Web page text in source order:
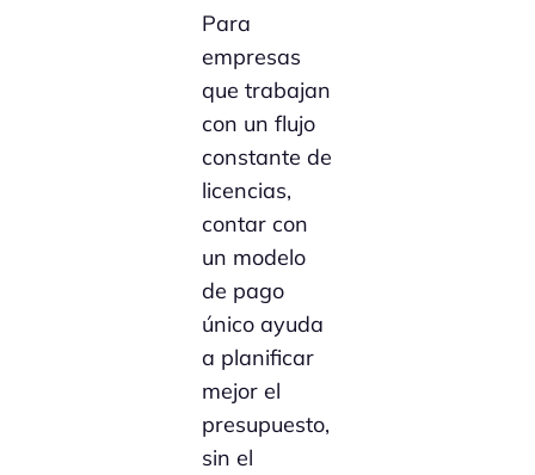
Para
empresas
que trabajan
con un flujo
constante de
licencias,
contar con
un modelo
de pago
único ayuda
a planificar
mejor el
presupuesto,
sin el